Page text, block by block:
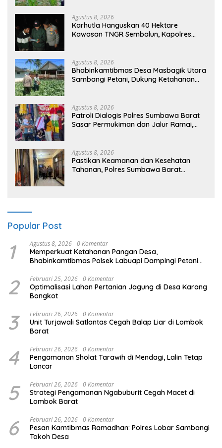
Agustus 8, 2026
Karhutla Hanguskan 40 Hektare
Kawasan TNGR Sembalun, Kapolres
Agustus 8, 2026
Bhabinkamtibmas Desa Masbagik Utara
Sambangi Petani, Dukung Ketahanan
Agustus 8, 2026
Patroli Dialogis Polres Sumbawa Barat
Sasar Permukiman dan Jalur Ramai,
Agustus 8, 2026
Pastikan Keamanan dan Kesehatan
Tahanan, Polres Sumbawa Barat
Popular Post
1 Agustus 8, 2026 0 Komentar
Memperkuat Ketahanan Pangan Desa,
Bhabinkamtibmas Polsek Labuapi Dampingi Petani
2 Februari 25, 2026 0 Komentar
Optimalisasi Lahan Pertanian Jagung di Desa Karang
Bongkot
3 Februari 26, 2026 0 Komentar
Unit Turjawali Satlantas Cegah Balap Liar di Lombok
Barat
4 Februari 26, 2026 0 Komentar
Pengamanan Sholat Tarawih di Mendagi, Lalin Tetap
Lancar
5 Februari 26, 2026 0 Komentar
Strategi Pengamanan Ngabuburit Cegah Macet di
Lombok Barat
6 Februari 26, 2026 0 Komentar
Pesan Kamtibmas Ramadhan: Polres Lobar Sambangi
Tokoh Desa